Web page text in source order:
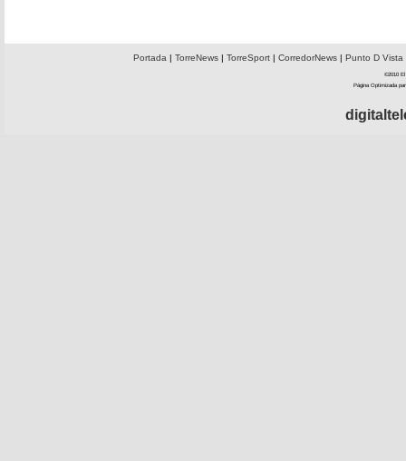
Portada | TorreNews| TorreSport| CorredorNews| Punto D Vista
©2010 El
Página Optimizada